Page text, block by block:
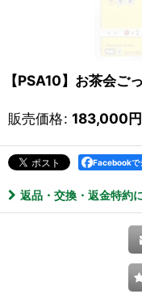
【PSA10】お茶会
販売価格: 183,000円
Facebookで
返品・交換・返金特約